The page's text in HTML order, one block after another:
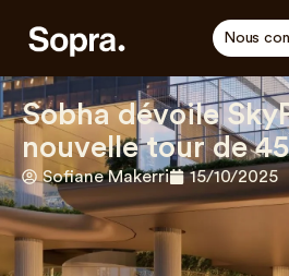
Nous
Sobha dévoile
nouvelle tour de
Sofiane Makerri 15/10/2025